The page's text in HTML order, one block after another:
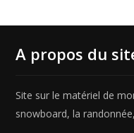
A propos du
Site sur le matériel de
snowboard, la